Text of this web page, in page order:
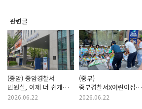
관련글
(종암) 종암경찰서
민원실, 이제 더 쉽게
찾으실 수 있습니다!⭐
2026.06.22
(중부)
중부경찰서X어린이집이
함께한 찾아가는
2026.06.22